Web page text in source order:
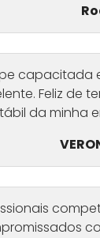
capacitada
Feliz de
da minha